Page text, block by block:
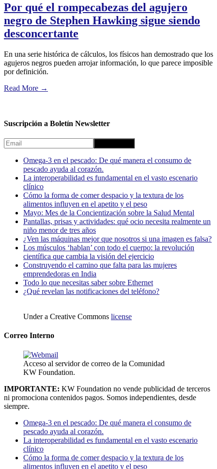
Por qué el rompecabezas del agujero
negro de Stephen Hawking sigue siendo
desconcertante
En una serie histórica de cálculos, los físicos han demostrado que los
agujeros negros pueden arrojar información, lo que parece imposible
por definición.
Read More →
Suscripción a Boletín Newsletter
Omega-3 en el pescado: De qué manera el consumo de
pescado ayuda al corazón.
La interoperabilidad es fundamental en el vasto escenario
clínico
Cómo la forma de comer despacio y la textura de los
alimentos influyen en el apetito y el peso
Mayo: Mes de la Concientización sobre la Salud Mental
Pantallas, prisas y actividades: qué ocio necesita realmente un
niño menor de tres años
¿Ven las máquinas mejor que nosotros si una imagen es falsa?
Los músculos ‘hablan’ con todo el cuerpo: la revolución
científica que cambia la visión del ejercicio
Construyendo el camino que falta para las mujeres
emprendedoras en India
Todo lo que necesitas saber sobre Ethernet
¿Qué revelan las notificaciones del teléfono?
Under a Creative Commons license
Correo Interno
Acceso al servidor de correo de la Comunidad
KW Foundation.
IMPORTANTE: KW Foundation no vende publicidad de terceros
ni promociona contenidos pagos. Somos independientes, desde
siempre.
Omega-3 en el pescado: De qué manera el consumo de
pescado ayuda al corazón.
La interoperabilidad es fundamental en el vasto escenario
clínico
Cómo la forma de comer despacio y la textura de los
alimentos influyen en el apetito y el peso